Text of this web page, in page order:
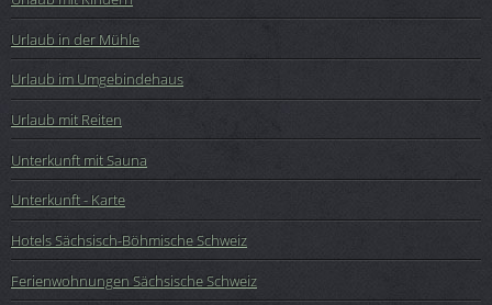
Urlaub in der Mühle
Urlaub im Umgebindehaus
Urlaub mit Reiten
Unterkunft mit Sauna
Unterkunft - Karte
Hotels Sächsisch-Böhmische Schweiz
Ferienwohnungen Sächsische Schweiz